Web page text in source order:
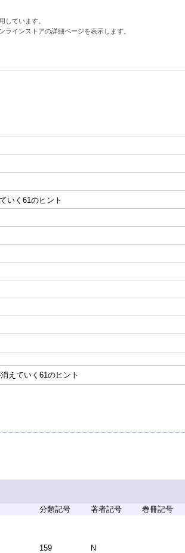
しています。
インストアの詳細ページを表示します。
いく61のヒント
えていく61のヒント
分類記号 著者記号 巻冊記号
159 N